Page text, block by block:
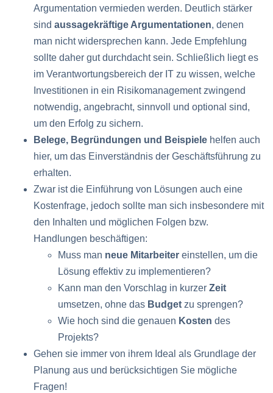
Argumentation vermieden werden. Deutlich stärker
sind aussagekräftige Argumentationen, denen
man nicht widersprechen kann. Jede Empfehlung
sollte daher gut durchdacht sein. Schließlich liegt es
im Verantwortungsbereich der IT zu wissen, welche
Investitionen in ein Risikomanagement zwingend
notwendig, angebracht, sinnvoll und optional sind,
um den Erfolg zu sichern.
Belege, Begründungen und Beispiele helfen auch
hier, um das Einverständnis der Geschäftsführung zu
erhalten.
Zwar ist die Einführung von Lösungen auch eine
Kostenfrage, jedoch sollte man sich insbesondere mit
den Inhalten und möglichen Folgen bzw.
Handlungen beschäftigen:
Muss man neue Mitarbeiter einstellen, um die
Lösung effektiv zu implementieren?
Kann man den Vorschlag in kurzer Zeit
umsetzen, ohne das Budget zu sprengen?
Wie hoch sind die genauen Kosten des
Projekts?
Gehen sie immer von ihrem Ideal als Grundlage der
Planung aus und berücksichtigen Sie mögliche
Fragen!